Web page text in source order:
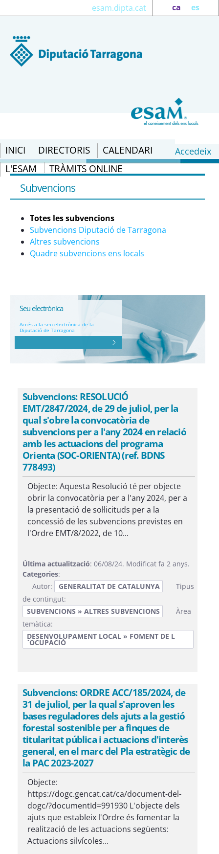
ca es
esam.dipta.cat
INICI DIRECTORIS
CALENDARI
L'ESAM
TRÀMITS ONLINE
Accedeix
Totes les subvencions - eSAM
Subvencions
Totes les subvencions
Subvencions Diputació de Tarragona
Altres subvencions
Quadre subvencions ens locals
Seu electrònica
Accés a la seu electrònica de la
Diputació de Tarragona
Subvencions: RESOLUCIÓ
EMT/2847/2024, de 29 de juliol, per la
qual s'obre la convocatòria de
subvencions per a l'any 2024 en relació
amb les actuacions del programa
Orienta (SOC-ORIENTA) (ref. BDNS
778493)
Objecte: Aquesta Resolució té per objecte
obrir la convocatòria per a l'any 2024, per a
la presentació de sol·licituds per a la
concessió de les subvencions previstes en
l'Ordre EMT/8/2022, de 10...
Última actualització: 06/08/24. Modificat fa 2 anys.
Categories:
Autor:
GENERALITAT DE CATALUNYA
Tipus
de contingut:
SUBVENCIONS » ALTRES SUBVENCIONS
Àrea
temàtica:
DESENVOLUPAMENT LOCAL » FOMENT DE L
´OCUPACIÓ
Subvencions: ORDRE ACC/185/2024, de
31 de juliol, per la qual s'aproven les
bases reguladores dels ajuts a la gestió
forestal sostenible per a finques de
titularitat pública i actuacions d'interès
general, en el marc del Pla estratègic de
la PAC 2023-2027
Objecte:
https://dogc.gencat.cat/ca/document-del-
dogc/?documentId=991930 L'objecte dels
ajuts que estableix l'Ordre és fomentar la
realització de les actuacions següents:
Actuacions silvícoles...